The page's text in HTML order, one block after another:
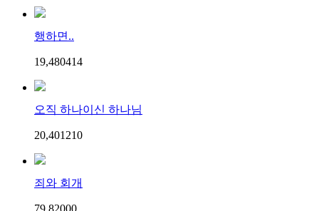
행하면..
19,480414
오직 하나이신 하나님
20,401210
죄와 회개